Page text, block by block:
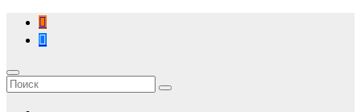
Перейти
содержимому